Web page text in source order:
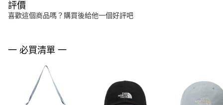
評價
喜歡這個商品嗎？購買後給他一個好評吧
一 必買清單 一